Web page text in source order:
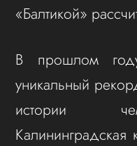
«Балтикой»
В прошлом году
уникальный
истории